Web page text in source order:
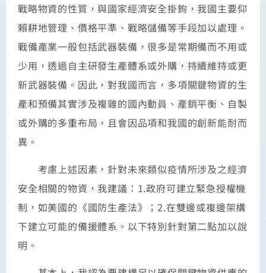
戰略物資的性質，與國家經濟安全掛鉤，我國主要仰
賴耕地管理、價格平準、戰略儲備等手段加以處理。
戰備產業一般包括武器裝備，很多是常期備而不用或
少用，透過自主研發生產體系或外購，持續維持或更
新武器裝備。因此，對我國而言，多項關鍵物資的生
產和預備其實涉及複雜的國內動員、產銷平衡、自製
或外購的多重布局，且會因品項和我國的創新能耐而
異。
考慮上述因素，針對未來類似疫情所涉及之經濟
安全相關的物資，我建議：1.政府可建立緊急授權機
制，如美國的《國防生產法》；2.在雙邊或複邊架構
下建立可能的備援體系。以下特別針對第二點加以說
明。